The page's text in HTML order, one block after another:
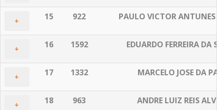
+ 15 922 PAULO VICTOR ANTUNES
+ 16 1592 EDUARDO FERREIRA DA
+ 17 1332 MARCELO JOSE DA
+ 18 963 ANDRE LUIZ REIS